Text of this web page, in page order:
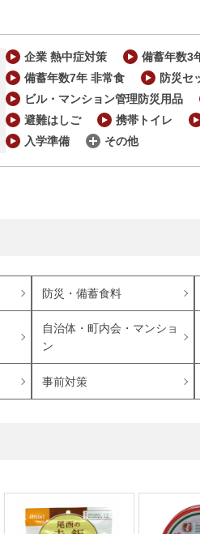
企業 熱中症対策 備蓄年数3
備蓄年数7年 非常食
防災セ
ビル・マンション管理防災用品
避難はしご
携帯トイレ
入学準備
その他
防災・備蓄食料
自治体・町内会・マンショ
ン
事前対策